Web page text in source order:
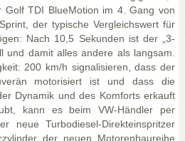
Golf TDI BlueMotion im 4. Gang von
der typische Vergleichswert für
Nach 10,5 Sekunden ist der „3-
und damit alles andere als langsam.
200 km/h signalisieren, dass der
motorisiert ist und dass die
Dynamik und des Komforts erkauft
kann es beim VW-Händler per
neue Turbodiesel-Direkteinspritzer
der neuen Motorenbaureihe